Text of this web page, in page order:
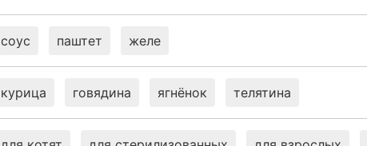
соус паштет желе
курица говядина ягнёнок телятина